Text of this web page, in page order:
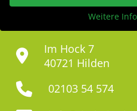
Weitere
Im Hock 7
40721 Hilden
02103 54 574